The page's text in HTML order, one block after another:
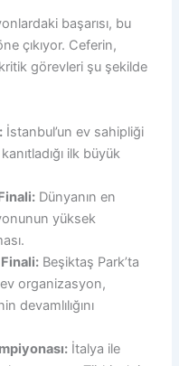
başarısı, bu
çıkıyor. Ceferin,
görevleri şu şekilde
İstanbul’un ev sahipliği
ilk büyük
Dünyanın en
yüksek
Beşiktaş Park’ta
organizasyon,
devamlılığını
İtalya ile